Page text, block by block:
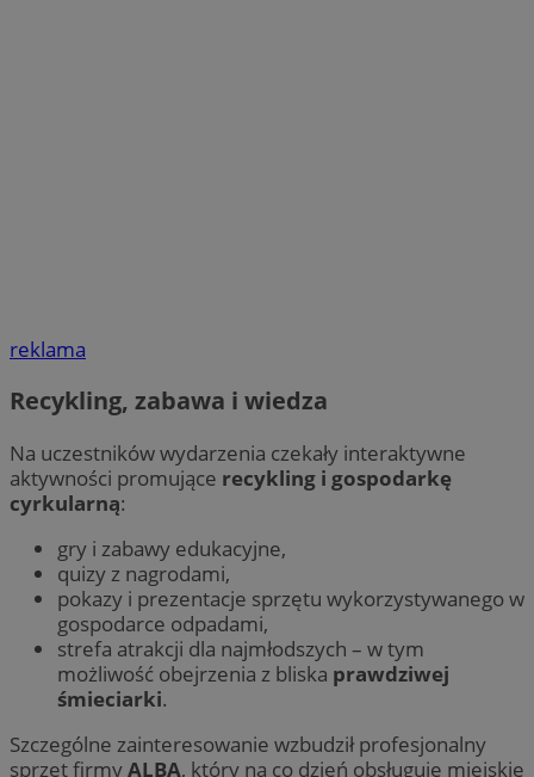
reklama
Recykling, zabawa i wiedza
Na uczestników wydarzenia czekały interaktywne
aktywności promujące recykling i gospodarkę
cyrkularną:
gry i zabawy edukacyjne,
quizy z nagrodami,
pokazy i prezentacje sprzętu wykorzystywanego w
gospodarce odpadami,
strefa atrakcji dla najmłodszych – w tym
możliwość obejrzenia z bliska prawdziwej
śmieciarki.
Szczególne zainteresowanie wzbudził profesjonalny
sprzęt firmyALBA, który na co dzień obsługuje miejskie